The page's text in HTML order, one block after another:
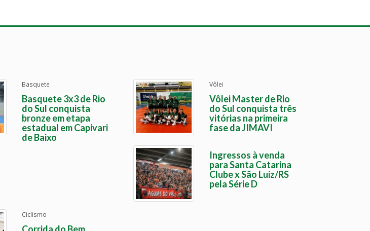
Basquete
Basquete 3x3 de Rio
do Sul conquista
bronze em etapa
estadual em Capivari
de Baixo
Vôlei
Vôlei Master de Rio
do Sul conquista três
vitórias na primeira
fase da JIMAVI
Ingressos à venda
para Santa Catarina
Clube x São Luiz/RS
pela Série D
Ciclismo